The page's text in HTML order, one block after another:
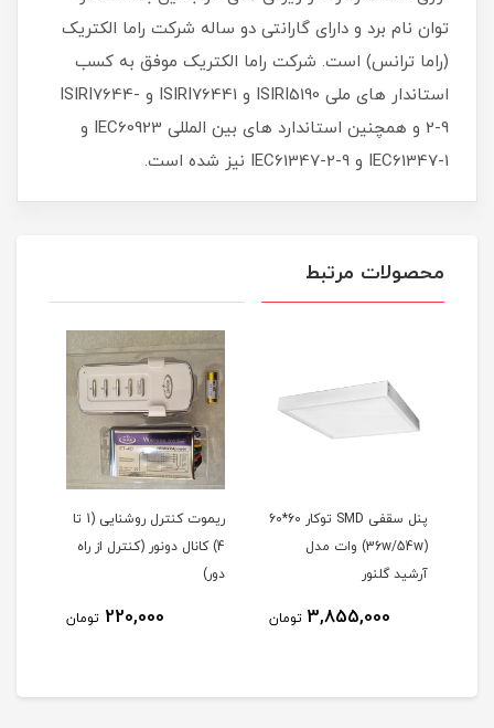
توان نام برد و دارای گارانتی دو ساله شرکت راما الکتریک
(راما ترانس) است. شرکت راما الکتریک موفق به کسب
استاندار های ملی ISIRI5190 و ISIRI76441 و ISIRI7644-
2-9 و همچنین استاندارد های بین المللی IEC60923 و
IEC61347-1 و IEC61347-2-9 نیز شده است.
محصولات مرتبط
پنل سقفی SMD توکار 60*60
(36w/54w) وات مدل
آرشید گلنور
3,855,000 تومان
ریموت کنترل روشنایی (1 تا
4) کانال دونور (کنترل از راه
دور)
220,000 تومان